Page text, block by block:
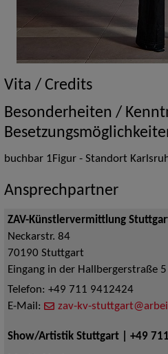
Vita / Credits
Besonderheiten /
buchbar 1Figur - Standort
Ansprechpartner
ZAV-Künstlervermittlung
Neckarstr. 84
70190 Stuttgart
Eingang in der Hallbergerstraße 5
Telefon: +49 711 9412424
E-Mail:
zav-kv-
Show/Artistik Stuttgart | +49